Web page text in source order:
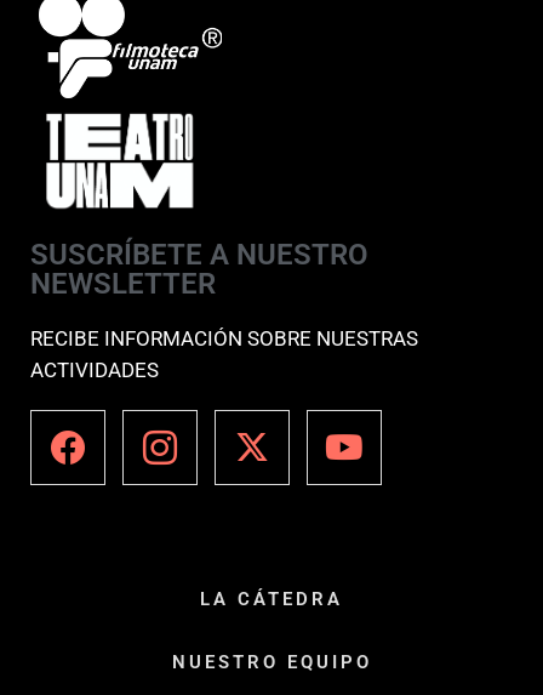
SUSCRÍBETE A NUESTRO
NEWSLETTER
RECIBE INFORMACIÓN SOBRE NUESTRAS
ACTIVIDADES
LA CÁTEDRA
NUESTRO EQUIPO